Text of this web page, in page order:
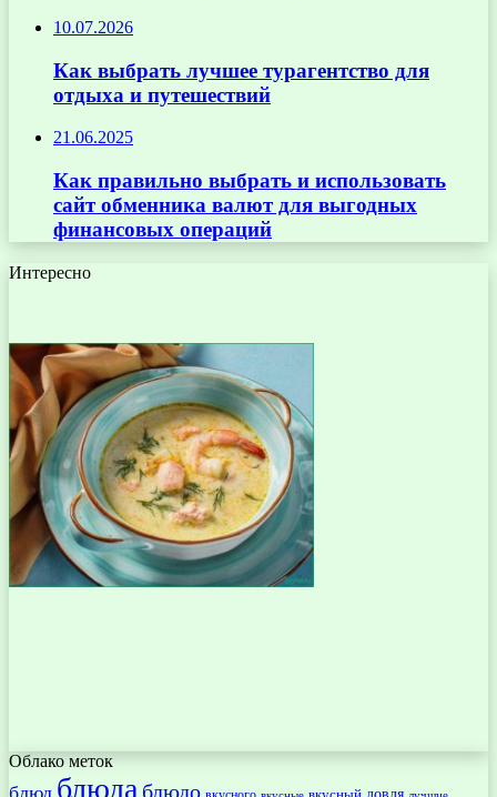
10.07.2026
Как выбрать лучшее турагентство для
отдыха и путешествий
21.06.2025
Как правильно выбрать и использовать
сайт обменника валют для выгодных
финансовых операций
Интересно
Облако меток
блюд блюда блюдо